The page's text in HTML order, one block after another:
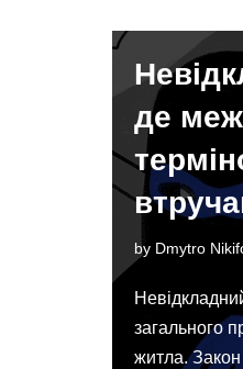
де
by Dmytro
загального
житла.